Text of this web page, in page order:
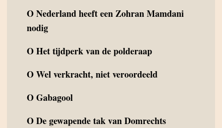
ONederland heeft een Zohran Mamdani
nodig
OHet tijdperk van de polderaap
OWel verkracht, niet veroordeeld
OGabagool
ODe gewapende tak van Domrechts